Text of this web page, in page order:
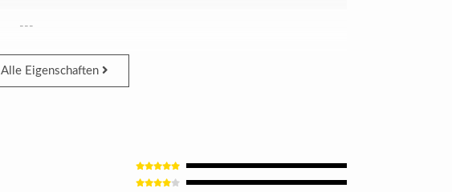
---
Alle Eigenschaften